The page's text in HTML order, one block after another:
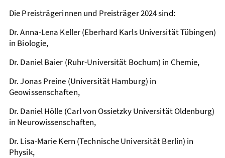
Die Preisträgerinnen und Preisträger 2024 sind:
Dr. Anna-Lena Keller (Eberhard Karls Universität Tübingen)
in Biologie,
Dr. Daniel Baier (Ruhr-Universität Bochum) in Chemie,
Dr. Jonas Preine (Universität Hamburg) in
Geowissenschaften,
Dr. Daniel Hölle (Carl von Ossietzky Universität Oldenburg)
in Neurowissenschaften,
Dr. Lisa-Marie Kern (Technische Universität Berlin) in
Physik,